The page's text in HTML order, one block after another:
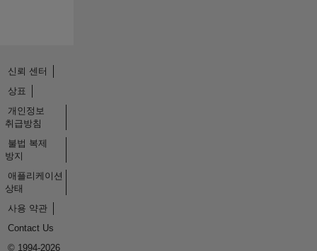
신뢰 센터
상표
개인정보
취급방침
불법 복제
방지
애플리케이션
상태
사용 약관
Contact Us
© 1994-2026